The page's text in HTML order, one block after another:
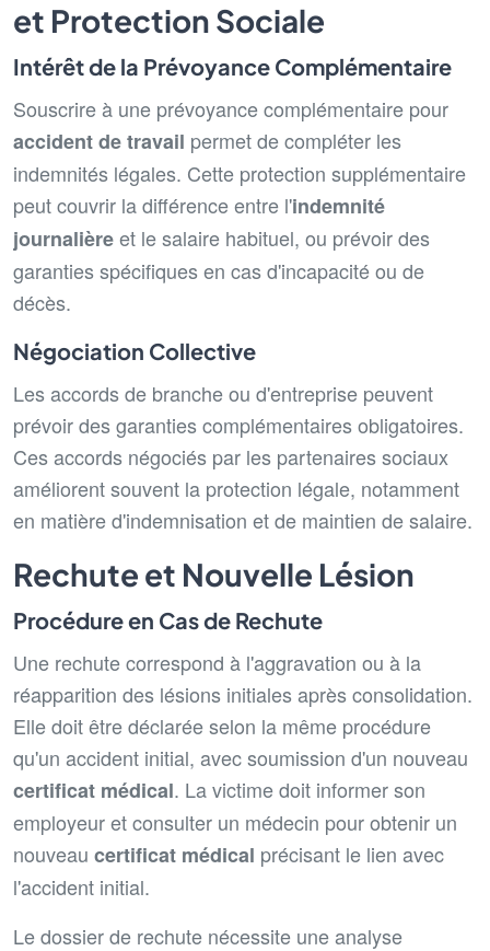
et Protection Sociale
Intérêt de la Prévoyance Complémentaire
Souscrire à une prévoyance complémentaire pour
accident de travail permet de compléter les
indemnités légales. Cette protection supplémentaire
peut couvrir la différence entre l'indemnité
journalièreet le salaire habituel, ou prévoir des
garanties spécifiques en cas d'incapacité ou de
décès.
Négociation Collective
Les accords de branche ou d'entreprise peuvent
prévoir des garanties complémentaires obligatoires.
Ces accords négociés par les partenaires sociaux
améliorent souvent la protection légale, notamment
en matière d'indemnisation et de maintien de salaire.
Rechute et Nouvelle Lésion
Procédure en Cas de Rechute
Une rechute correspond à l'aggravation ou à la
réapparition des lésions initiales après consolidation.
Elle doit être déclarée selon la même procédure
qu'un accident initial, avec soumission d'un nouveau
certificat médical. La victime doit informer son
employeur et consulter un médecin pour obtenir un
nouveau certificat médical précisant le lien avec
l'accident initial.
Le dossier de rechute nécessite une analyse